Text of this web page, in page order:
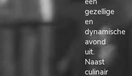
een
gezellige
en
dynamische
avond
uit.
Naast
culinair